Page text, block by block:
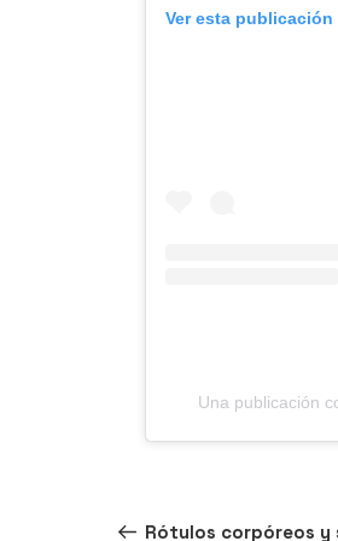
Ver esta publicación
Una publicación
Navegación
Entrada
ANTERIOR
Rótulos corpóreos